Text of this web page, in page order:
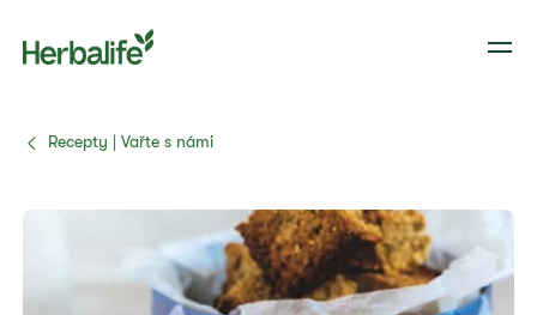
Recepty | Vařte s námi